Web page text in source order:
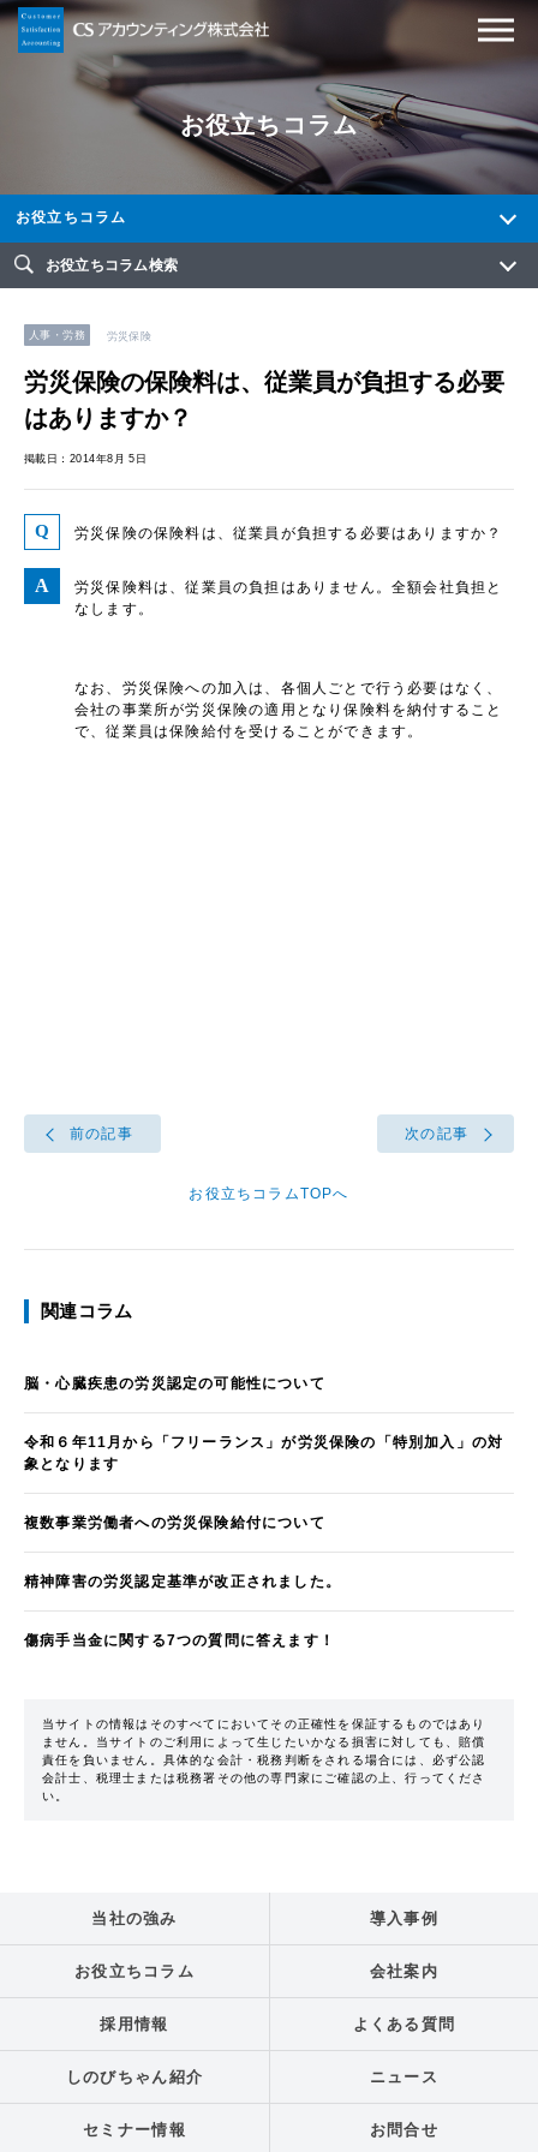
お役立ちコラム
お役立ちコラム
お役立ちコラム検索
人事・労務 労災保険
労災保険の保険料は、従業員が負担する必要
はありますか？
掲載日：2014年8月 5日
労災保険の保険料は、従業員が負担する必要はありますか？
労災保険料は、従業員の負担はありません。全額会社負担と
なします。
なお、労災保険への加入は、各個人ごとで行う必要はなく、
会社の事業所が労災保険の適用となり保険料を納付すること
で、従業員は保険給付を受けることができます。
前の記事
お役立ちコラムTOPへ
次の記事
関連コラム
脳・心臓疾患の労災認定の可能性について
令和６年11月から「フリーランス」が労災保険の「特別加入」の対
象となります
複数事業労働者への労災保険給付について
精神障害の労災認定基準が改正されました。
傷病手当金に関する7つの質問に答えます！
当サイトの情報はそのすべてにおいてその正確性を保証するものではあり
ません。当サイトのご利用によって生じたいかなる損害に対しても、賠償
責任を負いません。具体的な会計・税務判断をされる場合には、必ず公認
会計士、税理士または税務署その他の専門家にご確認の上、行ってくださ
い。
当社の強み 導入事例
お役立ちコラム 会社案内
採用情報 よくある質問
しのびちゃん紹介 ニュース
セミナー情報 お問合せ